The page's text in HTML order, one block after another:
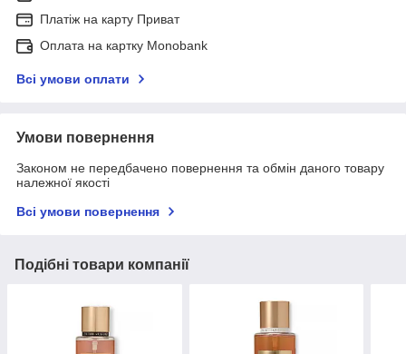
Платіж на карту Приват
Оплата на картку Monobank
Всі умови оплати
Умови повернення
Законом не передбачено повернення та обмін даного товару
належної якості
Всі умови повернення
Подібні товари компанії